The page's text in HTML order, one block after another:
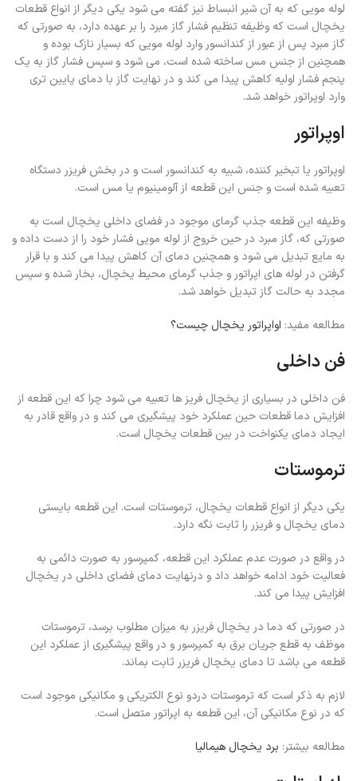
لوله مویی که به آن شیر انبساط نیز گفته می شود یکی دیگر از انواع قطعات
یخچال است که وظیفه تنظیم فشار گاز مبرد را بر عهده دارد، به صورتی که
گاز مبرد پس از عبور از کندانسور وارد لوله مویی که بسیار نازک بوده و
همچنین از جنس مس ساخته شده است، می شود و سپس فشار گاز به یک
پنجم فشار اولیه کاهش پیدا می کند و در نهایت گاز با دمای پایین تری
وارد اوپراتور خواهد شد.
اوپراتور
اوپراتور یا تبخیر کننده، شبیه به کندانسور است و در بخش فریزر دستگاه
تعبیه شده است و جنس این قطعه از آلومینیوم یا مس است.
وظیفه این قطعه جذب گرمای موجود در فضای داخلی یخچال است به
صورتی که، گاز مبرد در حین خروج از لوله مویی فشار خود را از دست داده و
به مایع تبدیل می شود و همچنین دمای آن کاهش پیدا می کند و با قرار
گرفتن در لوله های اپراتور و جذب گرمای محیط یخچال، بخار شده و سپس
مجدد به حالت گاز تبدیل خواهد شد.
مطالعه مفید: اواپراتور یخچال چیست؟
فن داخلی
فن داخلی در بسیاری از یخچال فریز ها تعبیه می شود چرا که این قطعه از
افزایش دما قطعات حین عملکرد خود پیشگیری می کند و در واقع قادر به
ایجاد دمای یکنواخت در بین قطعات یخچال است.
ترموستات
یکی دیگر از انواع قطعات یخچال، ترموستات است. این قطعه بایستی
دمای یخچال و فریزر را ثابت نگه دارد.
در واقع در صورت عدم عملکرد این قطعه، کمپرسور به صورت دائمی به
فعالیت خود ادامه خواهد داد و درنهایت دمای فضای داخلی در یخچال
افزایش پیدا می کند.
در صورتی که دما در یخچال فریزر به میزان مطلوب برسد، ترموستات
موظف به قطع جریان برق به کمپرسور و در واقع پیشگیری از عملکرد این
قطعه می باشد تا دمای یخچال فریزر ثابت بماند.
لازم به ذکر است که ترموستات دردو نوع الکتریکی و مکانیکی موجود است
که در نوع مکانیکی آن، این قطعه به اپراتور متصل است.
مطالعه بیشتر: برد یخچال هیمالیا